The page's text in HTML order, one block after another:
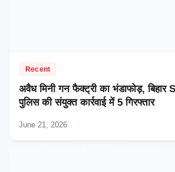
Recent
अवैध मिनी गन फैक्ट्री का भंडाफोड़, बिहार
पुलिस की संयुक्त कार्रवाई में 5 गिरफ्तार
June 21, 2026